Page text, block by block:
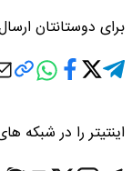
برای دوستانتان
اینتیتر را در شبکه